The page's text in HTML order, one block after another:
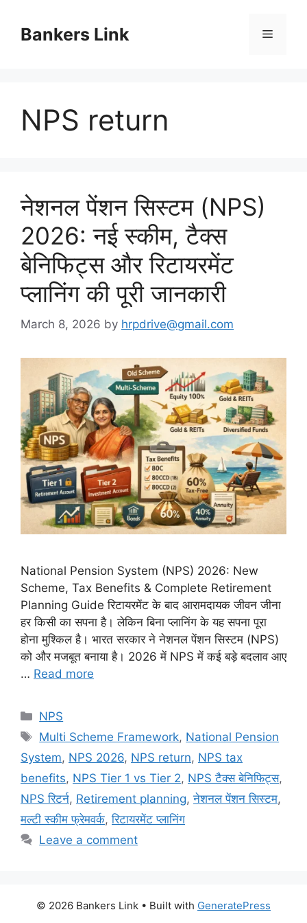
contentBankers Link Menu
NPS return
नेशनल पेंशन सिस्टम (NPS)
2026: नई स्कीम, टैक्स
बेनिफिट्स और रिटायरमेंट
प्लानिंग की पूरी जानकारी
March 8, 2026 by hrpdrive@gmail.com
National Pension System (NPS) 2026: New
Scheme, Tax Benefits & Complete Retirement
Planning Guide रिटायरमेंट के बाद आरामदायक जीवन जीना
हर किसी का सपना है। लेकिन बिना प्लानिंग के यह सपना पूरा
होना मुश्किल है। भारत सरकार ने नेशनल पेंशन सिस्टम (NPS)
को और मजबूत बनाया है। 2026 में NPS में कई बड़े बदलाव आए
… Read more
Categories
NPS
Tags
Multi Scheme Framework, National Pension
System, NPS 2026, NPS return, NPS tax
benefits, NPS Tier 1 vs Tier 2, NPS टैक्स बेनिफिट्स,
NPS रिटर्न, Retirement planning,नेशनल पेंशन सिस्टम,
मल्टी स्कीम फ्रेमवर्क,रिटायरमेंट प्लानिंग
Leave a comment
© 2026 Bankers Link • Built with GeneratePress